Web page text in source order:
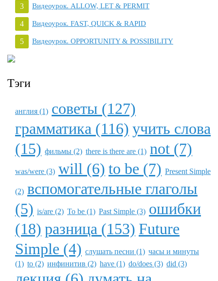
Видеоурок. ALLOW, LET & PERMIT
Видеоурок. FAST, QUICK & RAPID
Видеоурок. OPPORTUNITY & POSSIBILITY
Тэги
англия (1) советы (127)
грамматика (116) учить слова
(15) фильмы (2) there is there are (1) not (7)
was/were (3) will (6) to be (7) Present Simple
(2) вспомогательные глаголы
(5) is/are (2) To be (1) Past Simple (3) ошибки
(18) разница (153) Future
Simple (4) слушать песни (1) часы и минуты
(1) to (2) инфинитив (2) have (1) do/does (3) did (3)